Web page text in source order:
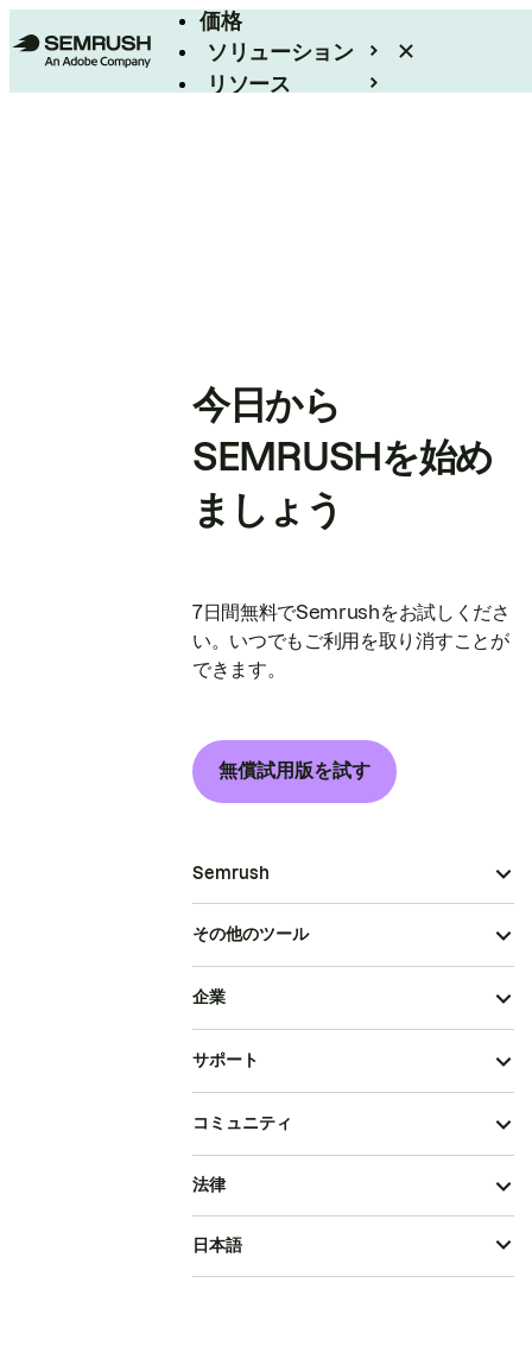
価格
ソリューション
リソース
今日から
SEMRUSHを始め
ましょう
7日間無料でSemrushをお試しくださ
い。いつでもご利用を取り消すことが
できます。
無償試用版を試す
Semrush
その他のツール
企業
サポート
コミュニティ
法律
日本語